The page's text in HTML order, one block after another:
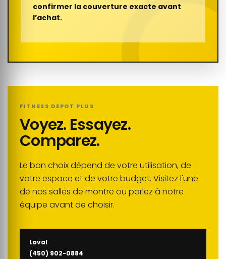
confirmer la couverture exacte avant
l’achat.
FITNESS DEPOT PLUS
Voyez. Essayez.
Comparez.
Le bon choix dépend de votre utilisation, de
votre espace et de votre budget. Visitez l'une
de nos salles de montre ou parlez à notre
équipe avant de choisir.
Laval
(450) 902-0884